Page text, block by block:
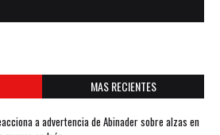
MAS RECIENTES
a advertencia de Abinader sobre alzas en